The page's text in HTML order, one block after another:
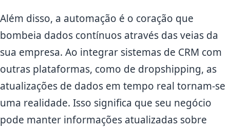
Além disso, a automação é o coração que
bombeia dados contínuos através das veias da
sua empresa. Ao integrar sistemas de CRM com
outras plataformas, como de dropshipping, as
atualizações de dados em tempo real tornam-se
uma realidade. Isso significa que seu negócio
pode manter informações atualizadas sobre